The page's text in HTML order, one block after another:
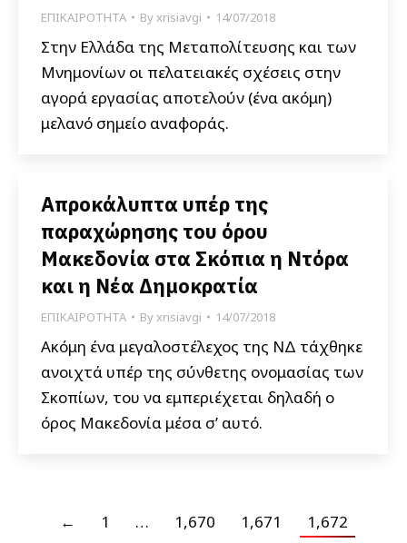
ΕΠΙΚΑΙΡΟΤΗΤΑ Byxrisiavgi 14/07/2018
Στην Ελλάδα της Μεταπολίτευσης και των
Μνημονίων οι πελατειακές σχέσεις στην
αγορά εργασίας αποτελούν (ένα ακόμη)
μελανό σημείο αναφοράς.
Απροκάλυπτα υπέρ της
παραχώρησης του όρου
Μακεδονία στα Σκόπια η Ντόρα
και η Νέα Δημοκρατία
ΕΠΙΚΑΙΡΟΤΗΤΑ Byxrisiavgi 14/07/2018
Ακόμη ένα μεγαλοστέλεχος της ΝΔ τάχθηκε
ανοιχτά υπέρ της σύνθετης ονομασίας των
Σκοπίων, του να εμπεριέχεται δηλαδή ο
όρος Μακεδονία μέσα σ’ αυτό.
← 1 … 1,670 1,671
1,672